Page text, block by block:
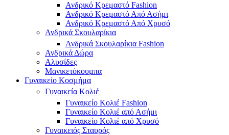
Ανδρικό Κρεμαστό Fashion
Ανδρικό Κρεμαστό Από Ασήμι
Ανδρικό Κρεμαστό Από Χρυσό
Ανδρικά Σκουλαρίκια
Ανδρικά Σκουλαρίκια Fashion
Ανδρικά Δώρα
Αλυσίδες
Μανικετόκουμπα
Γυναικείο Κοσμήμα
Γυναικεία Κολιέ
Γυναικείο Κολιέ Fashion
Γυναικείο Κολιέ από Ασήμι
Γυναικείο Κολιέ από Χρυσό
Γυναικειός Σταυρός